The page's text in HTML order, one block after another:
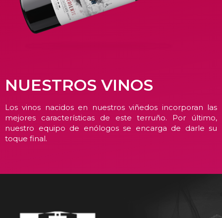
NUESTROS VINOS
Los vinos nacidos en nuestros viñedos incorporan las
mejores características de este terruño. Por último,
nuestro equipo de enólogos se encarga de darle su
toque final.